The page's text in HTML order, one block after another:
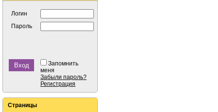
Логин
Пароль
Запомнить
меня
Забыли пароль?
Регистрация
Страницы